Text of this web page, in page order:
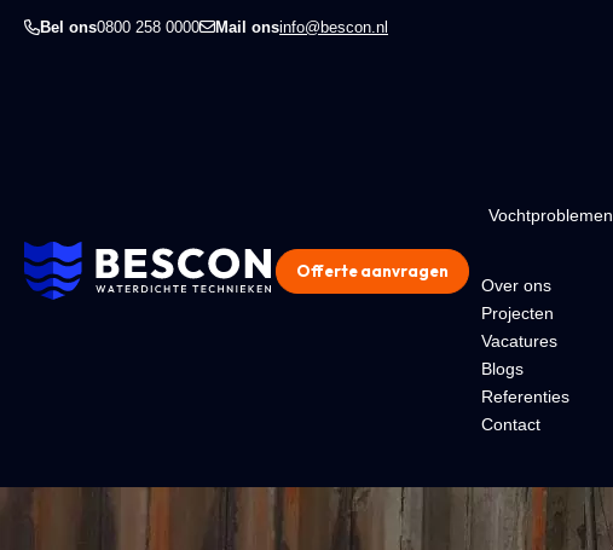
Bel ons0800 258 0000 Mail onsinfo@bescon.nl
Vochtproblemen
Over ons
Projecten
Vacatures
Blogs
Referenties
Contact
Offerte aanvragen